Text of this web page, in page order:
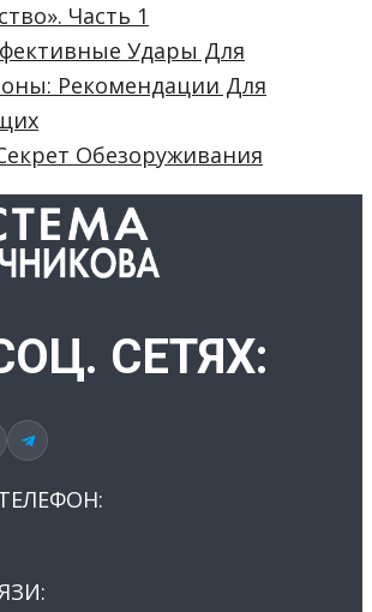
Часть 1
Удары Для
Рекомендации Для
Обезоруживания
СЕТЯХ: